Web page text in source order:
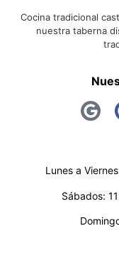
Cocina tradicional
nuestra taberna
Lunes a
Sábados: